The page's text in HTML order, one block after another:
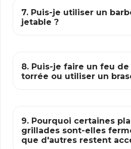
7. Puis-je utiliser un
jetable ?
8. Puis-je faire un feu de
torrée ou utiliser un
9. Pourquoi certaines
grillades sont-elles
que d'autres restent